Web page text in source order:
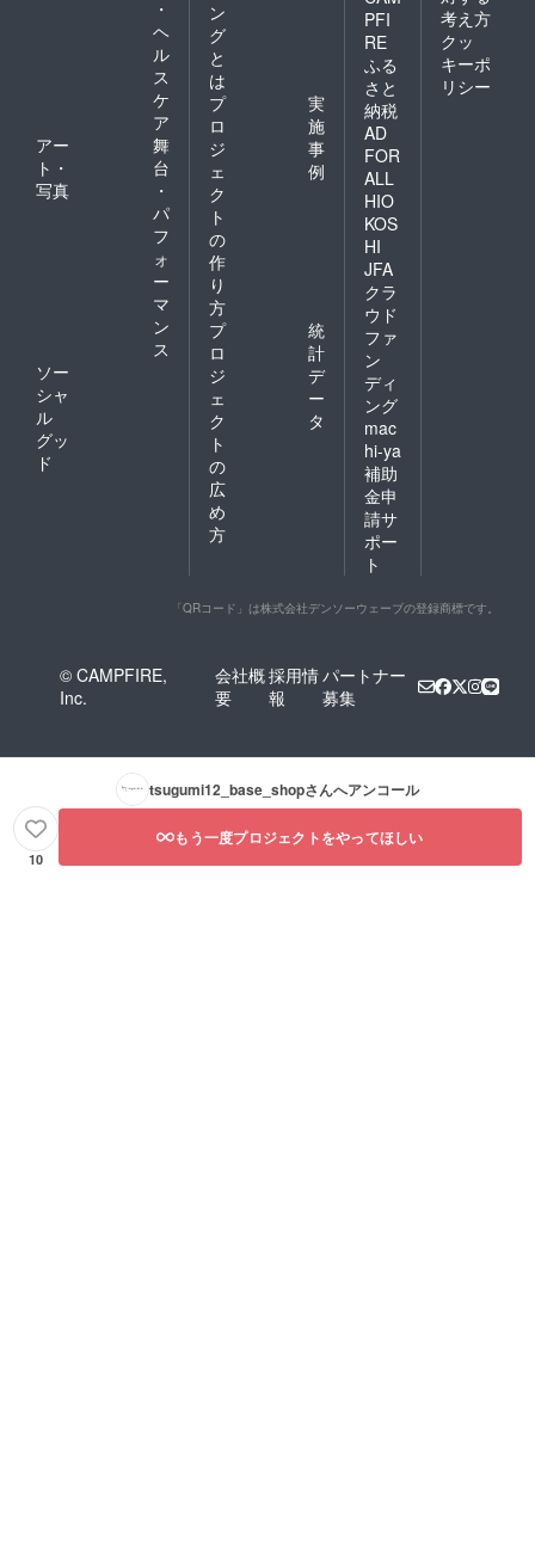
・
ヘ
ル
ス
ケ
ア
アー
ト・
写真
舞
台
・
パ
フ
ォ
ー
マ
ン
ス
ソー
シャ
ル
グッ
ド
ン
グ
と
は
プ
ロ
ジ
ェ
ク
ト
の
作
り
方
実
施
事
例
プ
ロ
ジ
ェ
ク
ト
の
広
め
方
統
計
デ
ー
タ
PFI
RE
ふる
さと
納税
AD
FOR
ALL
HIO
KOS
HI
JFA
クラ
ウド
ファ
ン
ディ
ング
mac
hi-ya
補助
金申
請サ
ポー
ト
考え方
クッ
キーポ
リシー
「QRコード」は株式会社デンソーウェーブの登録商標です。
© CAMPFIRE,
Inc.
会社概
要
採用情
報
パートナー
募集
tsugumi12_base_shopさんへアンコール
10
もう一度プロジェクトをやってほしい